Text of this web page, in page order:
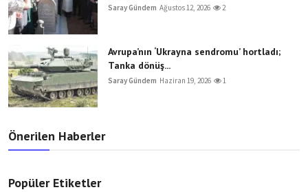
Saray Gündem Ağustos 12, 2026 2
Avrupa’nın ‘Ukrayna sendromu’ hortladı;
Tanka dönüş...
Saray Gündem Haziran 19, 2026 1
Önerilen Haberler
Popüler Etiketler